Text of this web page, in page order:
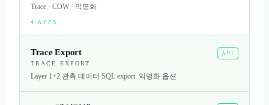
Trace · COW · 익명화
4 APPS
Trace Export
API
TRACE EXPORT
Layer 1+2 관측 데이터 SQL export. 익명화 옵션